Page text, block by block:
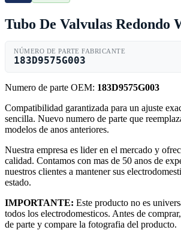
Tubo De Valvulas Redondo
NÚMERO DE PARTE FABRICANTE
183D9575G003
Numero de parte OEM: 183D9575G003
Compatibilidad garantizada para un ajuste
sencilla. Nuevo numero de parte que
modelos de anos anteriores.
Nuestra empresa es lider en el mercado y
calidad. Contamos con mas de 50 anos de
nuestros clientes a mantener sus
estado.
IMPORTANTE: Este producto no es
todos los electrodomesticos. Antes de
de parte y compare la fotografia del producto.